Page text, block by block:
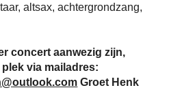
altsax, achtergrondzang,
concert aanwezig zijn,
via mailadres:
Groet Henk